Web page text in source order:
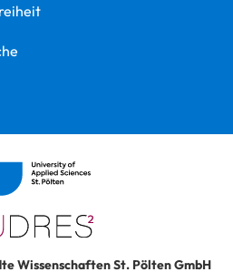
Wissenschaften St. Pölten GmbH